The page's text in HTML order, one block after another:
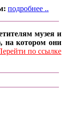
подробнее ..
музея и
на котором они
по ссылке